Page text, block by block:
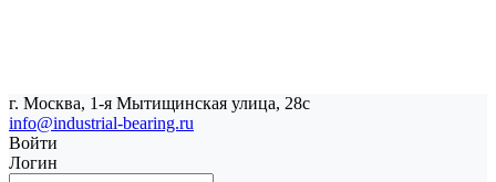
г. Москва, 1-я Мытищинская улица, 28с
info@industrial-bearing.ru
Войти
Логин